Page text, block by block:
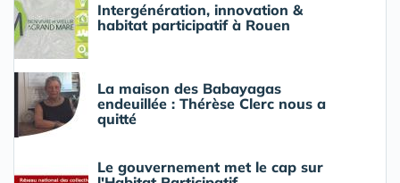
Intergénération, innovation &
habitat participatif à Rouen
La maison des Babayagas
endeuillée : Thérèse Clerc nous a
quitté
Le gouvernement met le cap sur